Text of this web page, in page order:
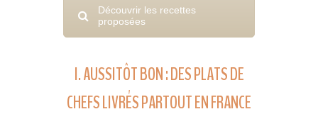
Découvrir les recettes
proposées
I. AUSSITÔT BON : DES PLATS DE
CHEFS LIVRÉS PARTOUT EN FRANCE